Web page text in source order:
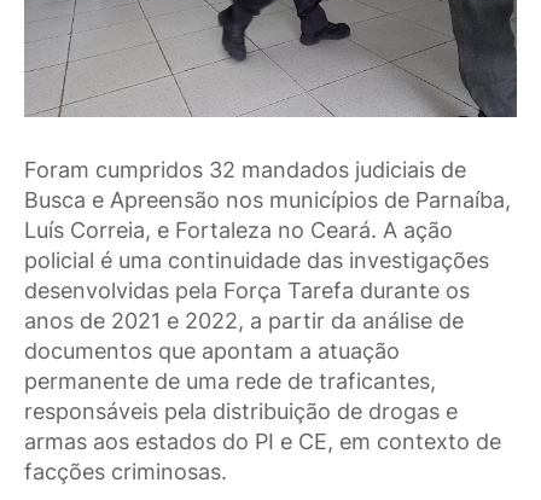
Foram cumpridos 32 mandados judiciais de
Busca e Apreensão nos municípios de Parnaíba,
Luís Correia, e Fortaleza no Ceará. A ação
policial é uma continuidade das investigações
desenvolvidas pela Força Tarefa durante os
anos de 2021 e 2022, a partir da análise de
documentos que apontam a atuação
permanente de uma rede de traficantes,
responsáveis pela distribuição de drogas e
armas aos estados do PI e CE, em contexto de
facções criminosas.